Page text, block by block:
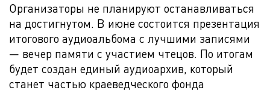
Организаторы не планируют останавливаться
на достигнутом. В июне состоится презентация
итогового аудиоальбома с лучшими записями
— вечер памяти с участием чтецов. По итогам
будет создан единый аудиоархив, который
станет частью краеведческого фонда